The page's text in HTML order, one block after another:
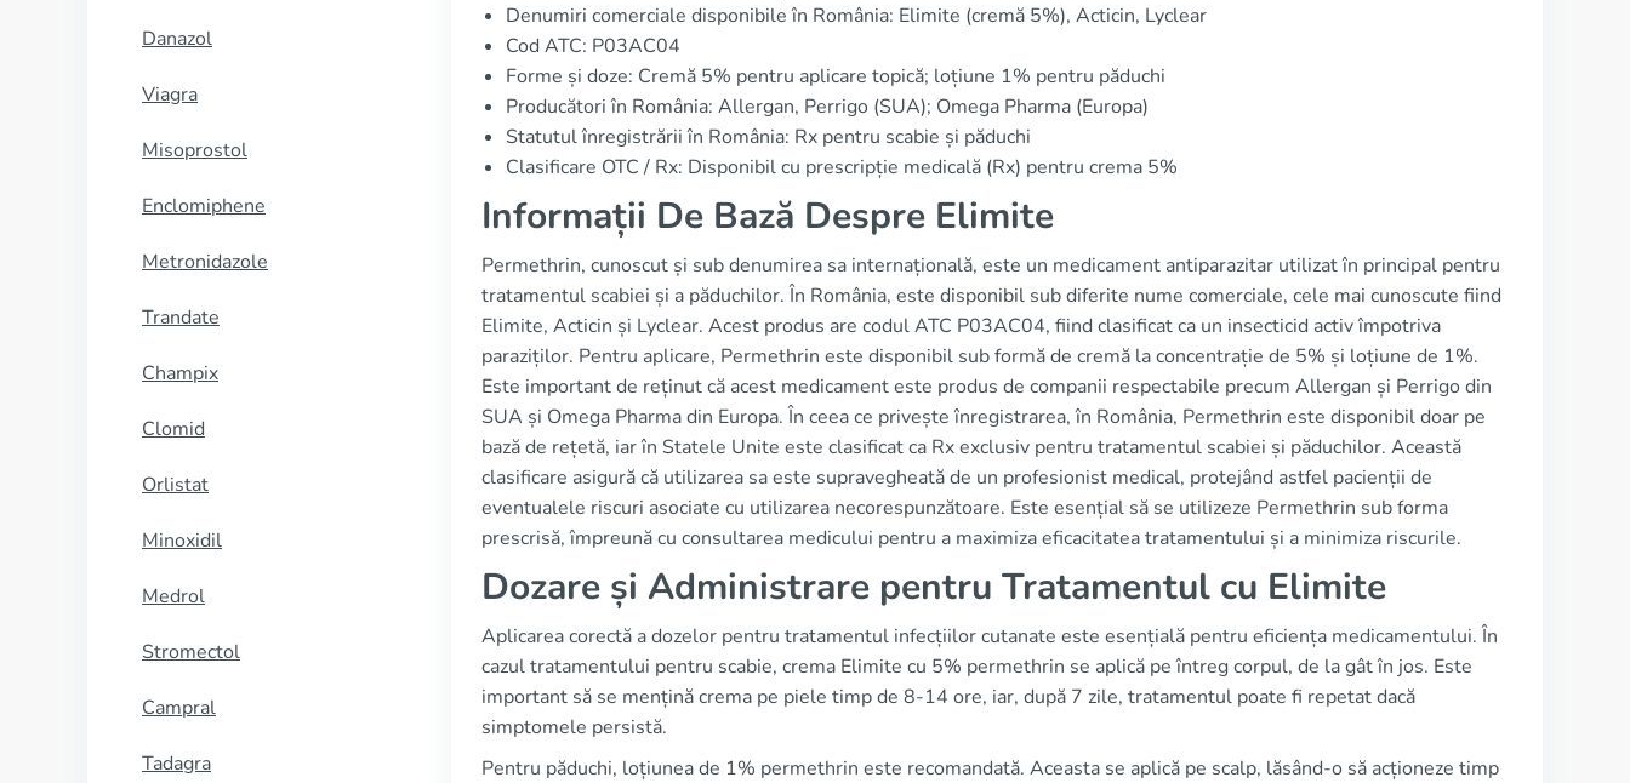
Danazol
Viagra
Misoprostol
Enclomiphene
Metronidazole
Trandate
Champix
Clomid
Orlistat
Minoxidil
Medrol
Stromectol
Campral
Tadagra
Denumiri comerciale disponibile în România: Elimite (cremă 5%), Acticin, Lyclear
Cod ATC: P03AC04
Forme și doze: Cremă 5% pentru aplicare topică; loțiune 1% pentru păduchi
Producători în România: Allergan, Perrigo (SUA); Omega Pharma (Europa)
Statutul înregistrării în România: Rx pentru scabie și păduchi
Clasificare OTC / Rx: Disponibil cu prescripție medicală (Rx) pentru crema 5%
Informații De Bază Despre Elimite
Permethrin, cunoscut și sub denumirea sa internațională, este un medicament antiparazitar utilizat în principal pentru
tratamentul scabiei și a păduchilor. În România, este disponibil sub diferite nume comerciale, cele mai cunoscute fiind
Elimite, Acticin și Lyclear. Acest produs are codul ATC P03AC04, fiind clasificat ca un insecticid activ împotriva
paraziților. Pentru aplicare, Permethrin este disponibil sub formă de cremă la concentrație de 5% și loțiune de 1%.
Este important de reținut că acest medicament este produs de companii respectabile precum Allergan și Perrigo din
SUA și Omega Pharma din Europa. În ceea ce privește înregistrarea, în România, Permethrin este disponibil doar pe
bază de rețetă, iar în Statele Unite este clasificat ca Rx exclusiv pentru tratamentul scabiei și păduchilor. Această
clasificare asigură că utilizarea sa este supravegheată de un profesionist medical, protejând astfel pacienții de
eventualele riscuri asociate cu utilizarea necorespunzătoare. Este esențial să se utilizeze Permethrin sub forma
prescrisă, împreună cu consultarea medicului pentru a maximiza eficacitatea tratamentului și a minimiza riscurile.
Dozare și Administrare pentru Tratamentul cu Elimite
Aplicarea corectă a dozelor pentru tratamentul infecțiilor cutanate este esențială pentru eficiența medicamentului. În
cazul tratamentului pentru scabie, crema Elimite cu 5% permethrin se aplică pe întreg corpul, de la gât în jos. Este
important să se mențină crema pe piele timp de 8-14 ore, iar, după 7 zile, tratamentul poate fi repetat dacă
simptomele persistă.
Pentru păduchi, loțiunea de 1% permethrin este recomandată. Aceasta se aplică pe scalp, lăsând-o să acționeze timp